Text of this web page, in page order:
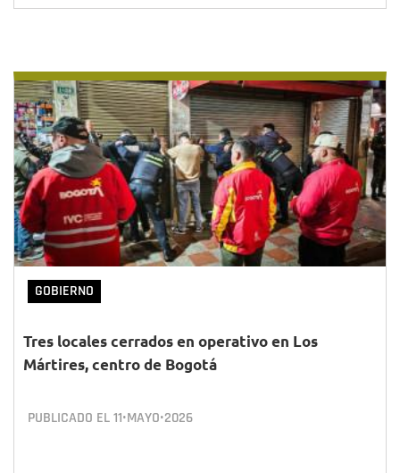
GOBIERNO
Tres locales cerrados en operativo en Los
Mártires, centro de Bogotá
PUBLICADO EL11•MAYO•2026